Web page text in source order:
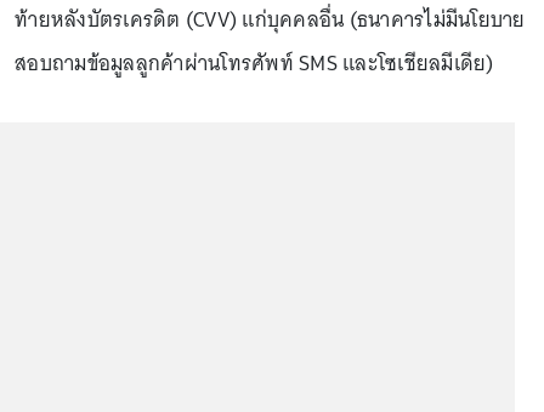
ท้ายหลังบัตรเครดิต (CVV) แก่บุคคลอื่น (ธนาคารไม่มีนโยบาย
สอบถามข้อมูลลูกค้าผ่านโทรศัพท์ SMS และโซเชียลมีเดีย)